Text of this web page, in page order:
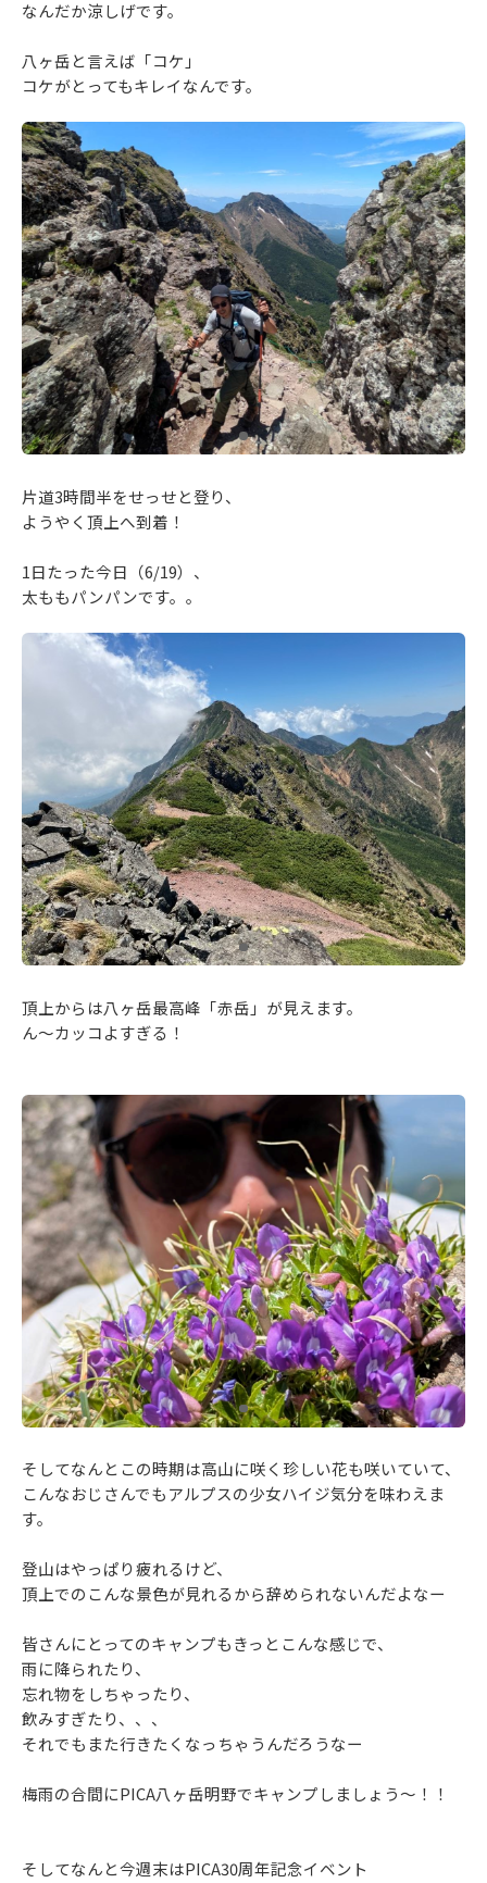
なんだか涼しげです。
八ヶ岳と言えば「コケ」
コケがとってもキレイなんです。
片道3時間半をせっせと登り、
ようやく頂上へ到着！
1日たった今日（6/19）、
太ももパンパンです。。
頂上からは八ヶ岳最高峰「赤岳」が見えます。
ん～カッコよすぎる！
そしてなんとこの時期は高山に咲く珍しい花も咲いていて、
こんなおじさんでもアルプスの少女ハイジ気分を味わえま
す。
登山はやっぱり疲れるけど、
頂上でのこんな景色が見れるから辞められないんだよなー
皆さんにとってのキャンプもきっとこんな感じで、
雨に降られたり、
忘れ物をしちゃったり、
飲みすぎたり、、、
それでもまた行きたくなっちゃうんだろうなー
梅雨の合間にPICA八ヶ岳明野でキャンプしましょう～！！
そしてなんと今週末はPICA30周年記念イベント